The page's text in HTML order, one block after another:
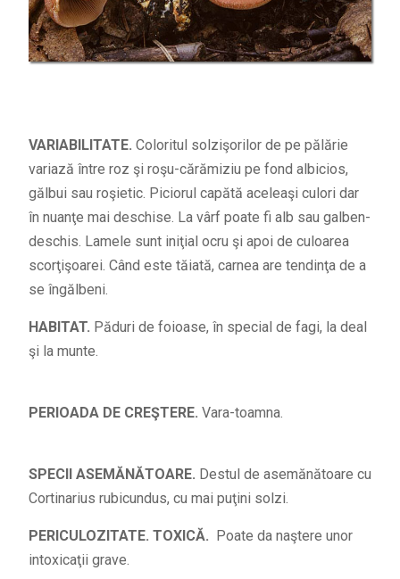
VARIABILITATE. Coloritul solzişorilor de pe pălărie
variază între roz şi roşu-cărămiziu pe fond albicios,
gălbui sau roşietic. Piciorul capătă aceleaşi culori dar
în nuanţe mai deschise. La vârf poate fi alb sau galben-
deschis. Lamele sunt iniţial ocru şi apoi de culoarea
scorţişoarei. Când este tăiată, carnea are tendinţa de a
se îngălbeni.
HABITAT. Păduri de foioase, în special de fagi, la deal
şi la munte.
PERIOADA DE CREŞTERE. Vara-toamna.
SPECII ASEMĂNĂTOARE. Destul de asemănătoare cu
Cortinarius rubicundus, cu mai puţini solzi.
PERICULOZITATE. TOXICĂ. Poate da naştere unor
intoxicaţii grave.